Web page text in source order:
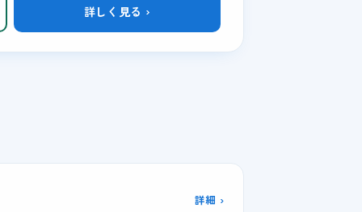
詳しく見る ›
詳細 ›